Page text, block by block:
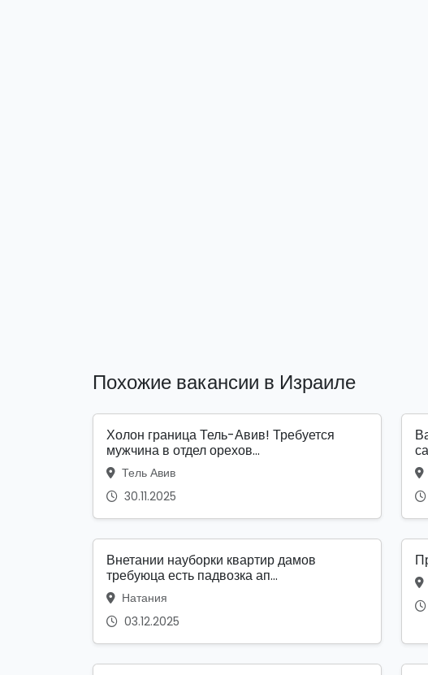
Похожие вакансии в Израиле
Холон граница Тель-Авив! Требуется
мужчина в отдел орехов...
Тель Авив
30.11.2025
Внетании науборки квартир дамов
требуюца есть падвозка ап...
Натания
03.12.2025